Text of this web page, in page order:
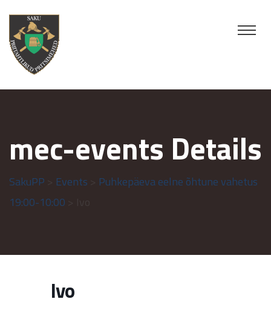
mec-events Details
SakuPP Events
Puhkepäeva eelne õhtune vahetus
19:00-10:00
Ivo